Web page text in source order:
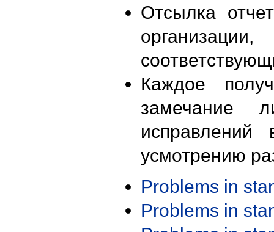
Отсылка
Каждое
замечание
исправлений
усмотрению
Problems in
Problems in